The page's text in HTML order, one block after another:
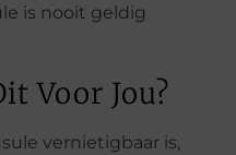
is nooit geldig
Voor Jou?
vernietigbaar is,